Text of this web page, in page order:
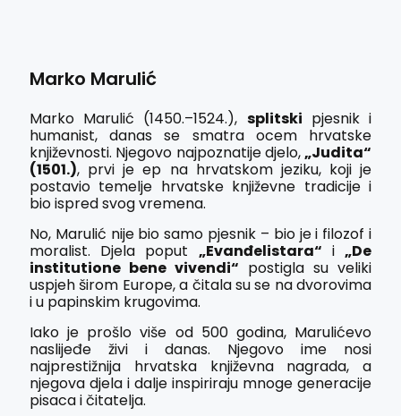
Marko Marulić
Marko Marulić (1450.–1524.), splitski pjesnik i
humanist, danas se smatra ocem hrvatske
književnosti. Njegovo najpoznatije djelo,„Judita“
(1501.), prvi je ep na hrvatskom jeziku, koji je
postavio temelje hrvatske književne tradicije i
bio ispred svog vremena.
No, Marulić nije bio samo pjesnik – bio je i filozof i
moralist. Djela poput „Evanđelistara“ i„De
institutione bene vivendi“ postigla su veliki
uspjeh širom Europe, a čitala su se na dvorovima
i u papinskim krugovima.
Iako je prošlo više od 500 godina, Marulićevo
naslijeđe živi i danas. Njegovo ime nosi
najprestižnija hrvatska književna nagrada, a
njegova djela i dalje inspiriraju mnoge generacije
pisaca i čitatelja.